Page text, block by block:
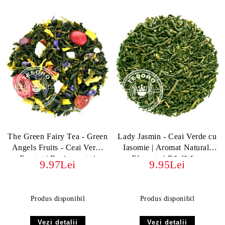
The Green Fairy Tea - Green
Angels Fruits - Ceai Verde
Fructat | Revigorant și
Exotic
9.97Lei
Produs disponibil
Vezi detalii
Lady Jasmin - Ceai Verde cu
Iasomie | Aromat Natural,
Elegant și Răsfățător
9.95Lei
Produs disponibil
Vezi detalii